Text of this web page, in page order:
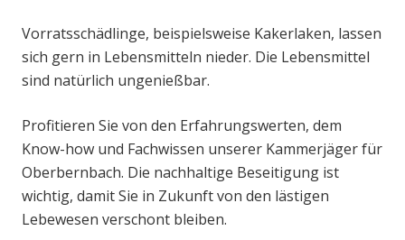
Vorratsschädlinge, beispielsweise Kakerlaken, lassen
sich gern in Lebensmitteln nieder. Die Lebensmittel
sind natürlich ungenießbar.
Profitieren Sie von den Erfahrungswerten, dem
Know-how und Fachwissen unserer Kammerjäger für
Oberbernbach. Die nachhaltige Beseitigung ist
wichtig, damit Sie in Zukunft von den lästigen
Lebewesen verschont bleiben.